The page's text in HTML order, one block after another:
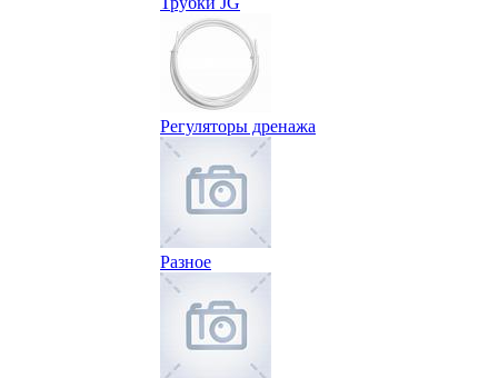
Регуляторы дренажа
Разное